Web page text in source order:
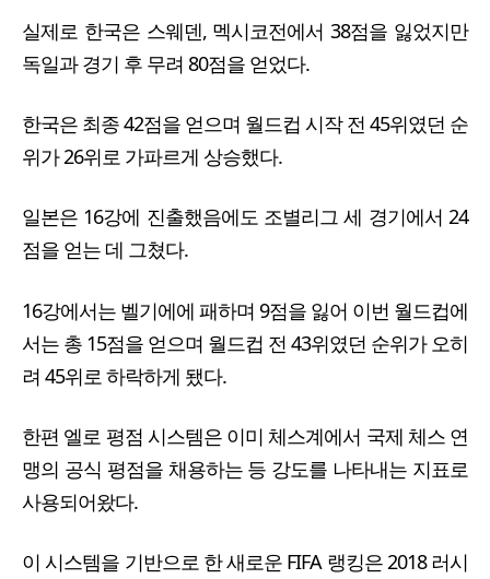
실제로 한국은 스웨덴, 멕시코전에서 38점을 잃었지만
독일과 경기 후 무려 80점을 얻었다.
한국은 최종 42점을 얻으며 월드컵 시작 전 45위였던 순
위가 26위로 가파르게 상승했다.
일본은 16강에 진출했음에도 조별리그 세 경기에서 24
점을 얻는 데 그쳤다.
16강에서는 벨기에에 패하며 9점을 잃어 이번 월드컵에
서는 총 15점을 얻으며 월드컵 전 43위였던 순위가 오히
려 45위로 하락하게 됐다.
한편 엘로 평점 시스템은 이미 체스계에서 국제 체스 연
맹의 공식 평점을 채용하는 등 강도를 나타내는 지표로
사용되어왔다.
이 시스템을 기반으로 한 새로운 FIFA 랭킹은 2018 러시